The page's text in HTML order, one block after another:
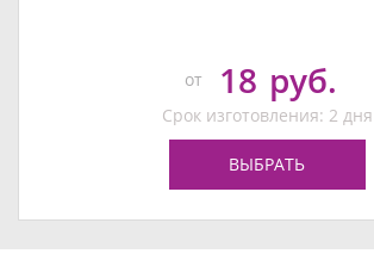
от 18 руб.
Срок изготовления: 2 дня
ВЫБРАТЬ